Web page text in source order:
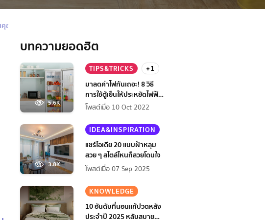
ภาพจาก Derma Mercy
บทความยอดฮิต
5.6K
TIPS&TRICKS
+1
มาลดค่าไฟกันเถอะ! 8 วิธี
การใช้ตู้เย็นให้ประหยัดไฟฟ้า
กว่าเดิม
โพสต์เมื่อ 10 Oct 2022
3.8K
IDEA&INSPIRATION
แชร์ไอเดีย 20 แบบฝ้าหลุม
สวย ๆ สไตล์ไหนก็สวยโดนใจ
โพสต์เมื่อ 07 Sep 2025
KNOWLEDGE
10 อันดับที่นอนแก้ปวดหลัง
ประจำปี 2025 หลับสบาย